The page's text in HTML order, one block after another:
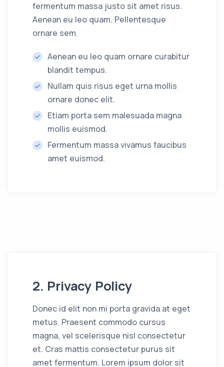
fermentum massa justo sit amet risus.
Aenean eu leo quam. Pellentesque
ornare sem.
Aenean eu leo quam ornare curabitur
blandit tempus.
Nullam quis risus eget urna mollis
ornare donec elit.
Etiam porta sem malesuada magna
mollis euismod.
Fermentum massa vivamus faucibus
amet euismod.
2. Privacy Policy
Donec id elit non mi porta gravida at eget
metus. Praesent commodo cursus
magna, vel scelerisque nisl consectetur
et. Cras mattis consectetur purus sit
amet fermentum. Lorem ipsum dolor sit